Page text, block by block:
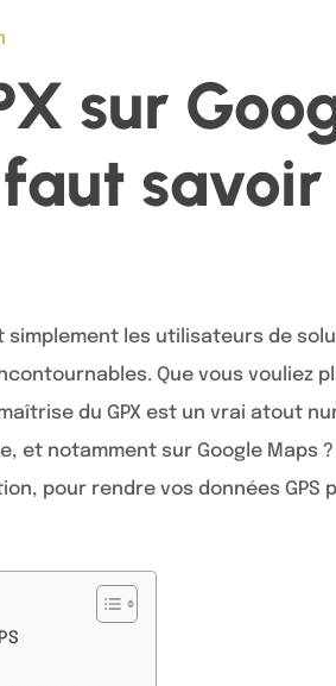
sur
savoir
simplement les utilisateurs de
Que vous vouliez
du GPX est un vrai atout
et notamment sur Google Maps ?
pour rendre vos données GPS